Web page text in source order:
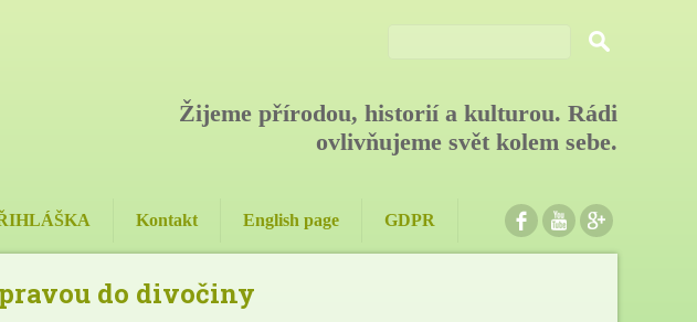
Žijeme přírodou, historií a kulturou. Rádi
ovlivňujeme svět kolem sebe.
Kontakt English page GDPR . . .
do divočiny